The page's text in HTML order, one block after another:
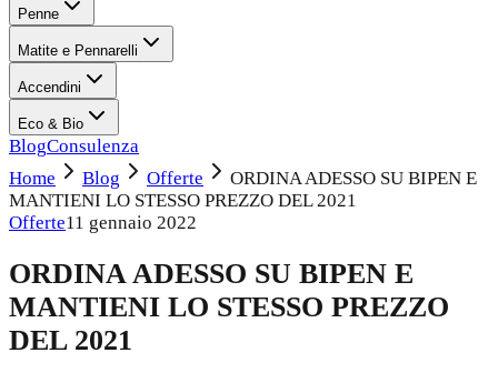
Penne
Matite e Pennarelli
Accendini
Eco & Bio
BlogConsulenza
Home
Blog Offerte
ORDINA ADESSO SU BIPEN E
MANTIENI LO STESSO PREZZO DEL 2021
Offerte11 gennaio 2022
ORDINA ADESSO SU BIPEN E
MANTIENI LO STESSO PREZZO
DEL 2021